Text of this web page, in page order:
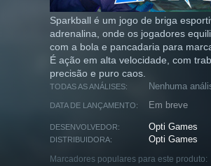
Sparkball é um jogo de briga
adrenalina, onde os jogadores
com a bola e pancadaria para
É ação em alta velocidade, com
precisão e puro caos.
TODAS AS ANÁLISES: Nenhuma
DATA DE LANÇAMENTO: Em breve
DESENVOLVEDOR: Opti Games
DISTRIBUIDORA: Opti Games
Marcadores populares para este produto: